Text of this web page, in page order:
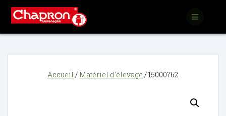
Accueil / Matériel d'élevage / 15000762